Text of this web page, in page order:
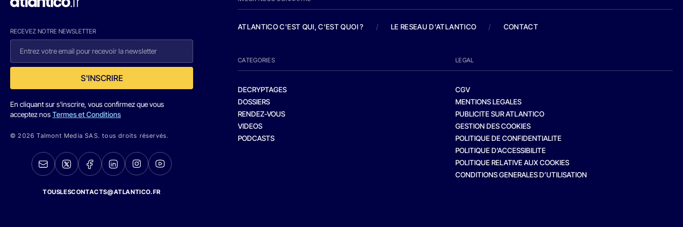
RECEVEZ NOTRE NEWSLETTER
S'INSCRIRE
En cliquant sur s'inscrire, vous confirmez que vous
acceptez nosTermes et Conditions
© 2026 Talmont Media SAS. tous droits réservés.
TOUSLESCONTACTS@ATLANTICO.FR
ATLANTICO C'EST QUI, C'EST QUOI ? / LE RESEAU D'ATLANTICO / CONTACT
CATEGORIES
DECRYPTAGES
DOSSIERS
RENDEZ-VOUS
VIDEOS
PODCASTS
LEGAL
CGV
MENTIONS LEGALES
PUBLICITE SUR ATLANTICO
GESTION DES COOKIES
POLITIQUE DE CONFIDENTIALITE
POLITIQUE D’ACCESSIBILITE
POLITIQUE RELATIVE AUX COOKIES
CONDITIONS GENERALES D’UTILISATION